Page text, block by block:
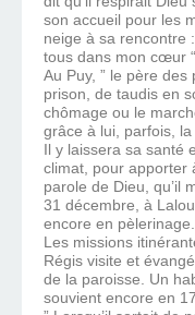
son accueil pour les
neige à sa rencontre
tous dans mon cœur
Au Puy, ” le père des
prison, de taudis en
chômage ou le
grâce à lui, parfois,
Il y laissera sa santé
climat, pour apporter
parole de Dieu, qu’il
31 décembre, à
encore en pèlerinage.
Les missions
Régis visite et
de la paroisse. Un
souvient encore en